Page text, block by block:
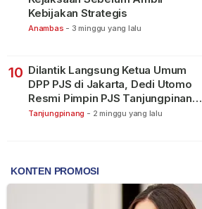
Kebijakan Strategis
Anambas - 3 minggu yang lalu
10 Dilantik Langsung Ketua Umum
DPP PJS di Jakarta, Dedi Utomo
Resmi Pimpin PJS Tanjungpinang-
Bintan
Tanjungpinang - 2 minggu yang lalu